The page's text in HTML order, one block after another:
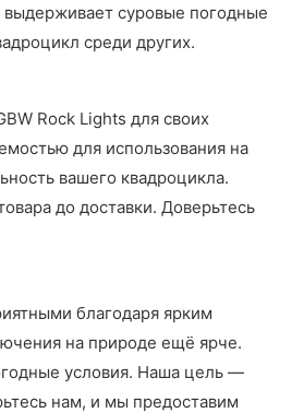
выдерживает суровые погодные
среди других.
Rock Lights для своих
для использования на
вашего квадроцикла.
до доставки. Доверьтесь
благодаря ярким
на природе ещё ярче.
условия. Наша цель —
нам, и мы предоставим